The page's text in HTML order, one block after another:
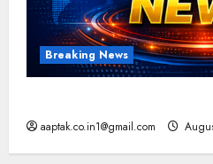
Breaking News
aaptak.co.in1@gmail.com